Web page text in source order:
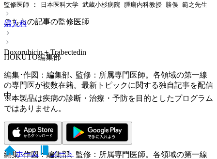
婦人科
Doxorubicin＋Trabectedin
※本製品は疾病の診断・治療・予防を目的としたプログラム
ではありません。
ホーム
ノート
監修医師 : 日本医科大学 武蔵小杉病院 腫瘍内科教授 勝俣 範之先生
こちらの記事の監修医師
HOKUTO編集部
編集･作図：編集部､ 監修：所属専門医師。各領域の第一線
の専門医が複数在籍。最新トピックに関する独自記事を配信
中。
HOKUTO編集部
編集･作図：編集部､ 監修：所属専門医師。各領域の第一線